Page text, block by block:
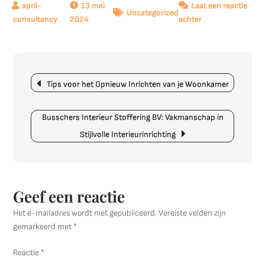
13 mei
2024
Uncategorized
Laat een reactie
achterop
Jouw
Persoonlijke
Berichtnavigatie
Tips voor het Opnieuw Inrichten van je Woonkamer
Busschers Interieur Stoffering BV: Vakmanschap in
Stijlvolle Interieurinrichting
Geef een reactie
Het e-mailadres wordt niet gepubliceerd. Vereiste velden zijn
gemarkeerd met *
Reactie *